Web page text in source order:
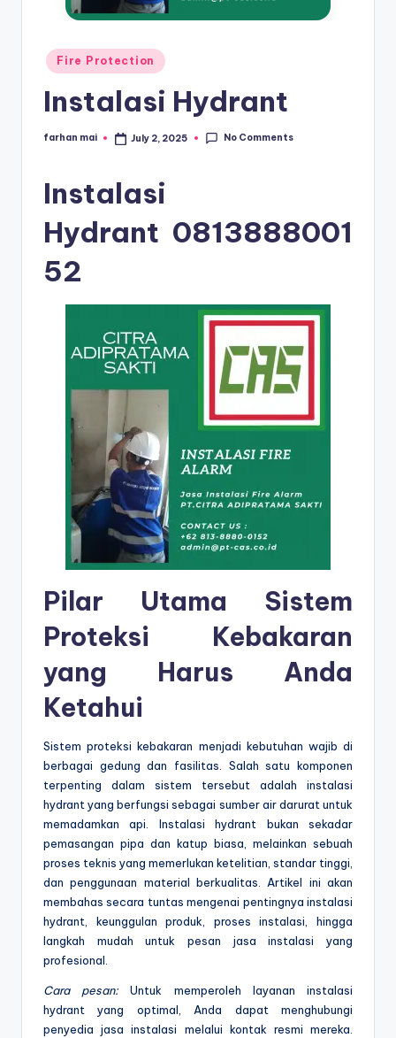
Posted
in
Fire Protection
Instalasi Hydrant
Posted
farhan mai July 2, 2025 No Comments
Instalasi
Hydrant 0813888001
52
Pilar Utama Sistem
Proteksi Kebakaran
yang Harus Anda
Ketahui
Sistem proteksi kebakaran menjadi kebutuhan wajib di
berbagai gedung dan fasilitas. Salah satu komponen
terpenting dalam sistem tersebut adalah instalasi
hydrant yang berfungsi sebagai sumber air darurat untuk
memadamkan api. Instalasi hydrant bukan sekadar
pemasangan pipa dan katup biasa, melainkan sebuah
proses teknis yang memerlukan ketelitian, standar tinggi,
dan penggunaan material berkualitas. Artikel ini akan
membahas secara tuntas mengenai pentingnya instalasi
hydrant, keunggulan produk, proses instalasi, hingga
langkah mudah untuk pesan jasa instalasi yang
profesional.
Cara pesan:Untuk memperoleh layanan instalasi
hydrant yang optimal, Anda dapat menghubungi
penyedia jasa instalasi melalui kontak resmi mereka.